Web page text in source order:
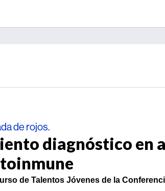
de rojos.
diagnóstico en
de Talentos Jóvenes de la